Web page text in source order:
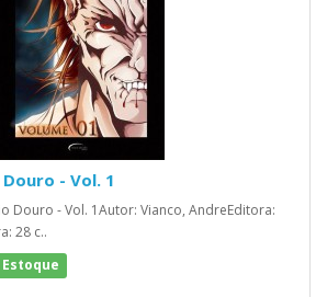
- Vol. 1
Douro - Vol. 1Autor: Vianco, AndreEditora:
28 c..
Estoque